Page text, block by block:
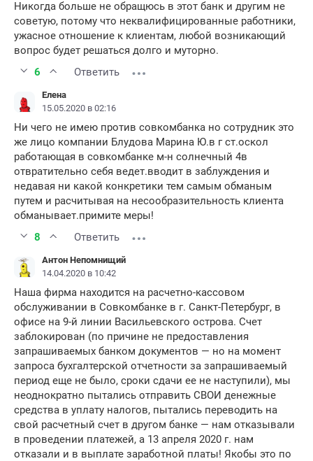
Никогда больше не обращюсь в этот банк и другим не
советую, потому что неквалифицированные работники,
ужасное отношение к клиентам, любой возникающий
вопрос будет решаться долго и муторно.
6
Ответить
Елена
15.05.2020 в 02:16
Ни чего не имею против совкомбанка но сотрудник это
же лицо компании Блудова Марина Ю.в г ст.оскол
работающая в совкомбанке м-н солнечный 4в
отвратительно себя ведет.вводит в заблуждения и
недавая ни какой конкретики тем самым обманым
путем и расчитывая на несообразительность клиента
обманывает.примите меры!
8
Ответить
Антон Непомнищий
14.04.2020 в 10:42
Наша фирма находится на расчетно-кассовом
обслуживании в Совкомбанке в г. Санкт-Петербург, в
офисе на 9-й линии Васильевского острова. Счет
заблокирован (по причине не предоставления
запрашиваемых банком документов — но на момент
запроса бухгалтерской отчетности за запрашиваемый
период еще не было, сроки сдачи ее не наступили), мы
неоднократно пытались отправить СВОИ денежные
средства в уплату налогов, пытались переводить на
свой расчетный счет в другом банке — нам отказывали
в проведении платежей, а 13 апреля 2020 г. нам
отказали и в выплате заработной платы! Якобы это по